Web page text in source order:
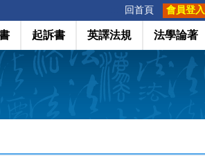
回首頁 會員登入
起訴書 英譯法規 法學論著